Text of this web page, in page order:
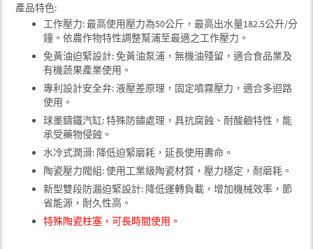
產品特色:
工作壓力: 最高使用壓力為50公斤，最高出水量182.5公升/分
鐘。依農作物特性調整幫浦至最適之工作壓力。
免黃油迫緊設計: 免黃油泵浦，無機油殘留，適合食品業及
有機蔬果產業使用。
專利設計安全弁: 液壓差原理，固定噴霧壓力，適合多迴路
使用。
球墨鑄鐵汽缸: 特殊防鏽處理，具抗腐蝕、耐酸鹼特性，能
承受藥物侵蝕。
水冷式潤滑: 降低迫緊磨耗，延長使用夀命。
陶瓷壓力閥組: 使用工業級陶瓷材質，壓力穩定，耐磨耗。
新型雙段防漏迫緊設計: 降低運轉負載，增加機械效率，節
省能源，耐久性高。
特殊陶瓷柱塞，可長時間使用。